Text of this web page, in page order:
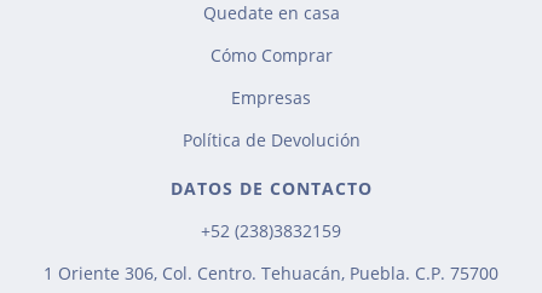
Quedate en casa
Cómo Comprar
Empresas
Política de Devolución
DATOS DE CONTACTO
+52 (238)3832159
1 Oriente 306, Col. Centro. Tehuacán, Puebla. C.P. 75700